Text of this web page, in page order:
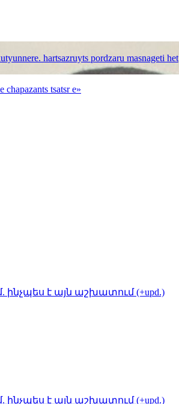
hartsazruyts pordzaru masnageti het
tsatsr e»
ինչպես է այն աշխատում (+upd.)
ինչպես է այն աշխատում (+upd.)